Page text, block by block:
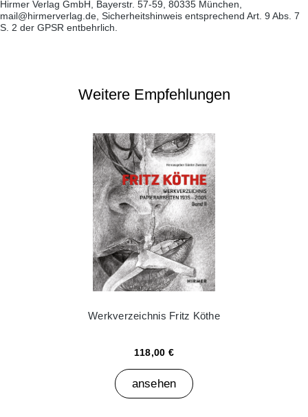
Hirmer Verlag GmbH, Bayerstr. 57-59, 80335 München,
mail@hirmerverlag.de, Sicherheitshinweis entsprechend Art. 9 Abs. 7
S. 2 der GPSR entbehrlich.
Weitere Empfehlungen
Werkverzeichnis Fritz Köthe
118,00 €
ansehen